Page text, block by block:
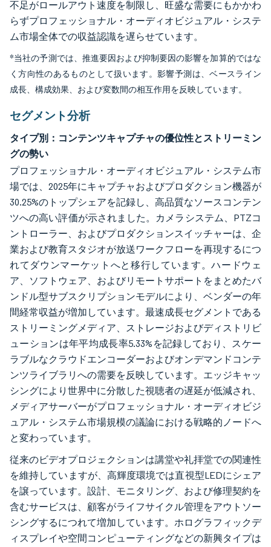
不足がロールアウト速度を制限し、旺盛な需要にもかかわ
らずプロフェッショナル・オーディオビジュアル・システ
ム市場全体での収益認識を遅らせています。
*当社の予測では、推進要因および抑制要因の影響を加算的ではな
く方向性のあるものとして扱います。影響予測は、ベースライン
成長、構成効果、および変数間の相互作用を反映しています。
セグメント分析
タイプ別：コンテンツキャプチャの優位性とストリーミン
グの勢い
プロフェッショナル・オーディオビジュアル・システム市
場では、2025年にキャプチャおよびプロダクション機器が
30.25%のトップシェアを記録し、高品質なソースコンテン
ツへの高い評価が示されました。カメラシステム、PTZコ
ントローラー、およびプロダクションスイッチャーは、企
業および教育スタジオが放送ワークフローを再現するにつ
れてダウンマーケットへと移行しています。ハードウェ
ア、ソフトウェア、およびリモートサポートをまとめたバ
ンドル型サブスクリプションモデルにより、ベンダーの年
間経常収益が増加しています。最速成長セグメントである
ストリーミングメディア、ストレージおよびディストリビ
ューションは年平均成長率5.33%を記録しており、スケー
ラブルなクラウドエンコーダーおよびオンデマンドコンテ
ンツライブラリへの需要を反映しています。エッジキャッ
シングにより世界中に分散した視聴者の遅延が低減され、
メディアサーバーがプロフェッショナル・オーディオビジ
ュアル・システム市場規模の議論における戦略的ノードへ
と変わっています。
従来のビデオプロジェクションは講堂や礼拝堂での関連性
を維持していますが、高輝度環境では直視型LEDにシェア
を譲っています。設計、モニタリング、および修理契約を
含むサービスは、顧客がライフサイクル管理をアウトソー
シングするにつれて増加しています。ホログラフィックデ
ィスプレイや空間コンピューティングなどの新興タイプは